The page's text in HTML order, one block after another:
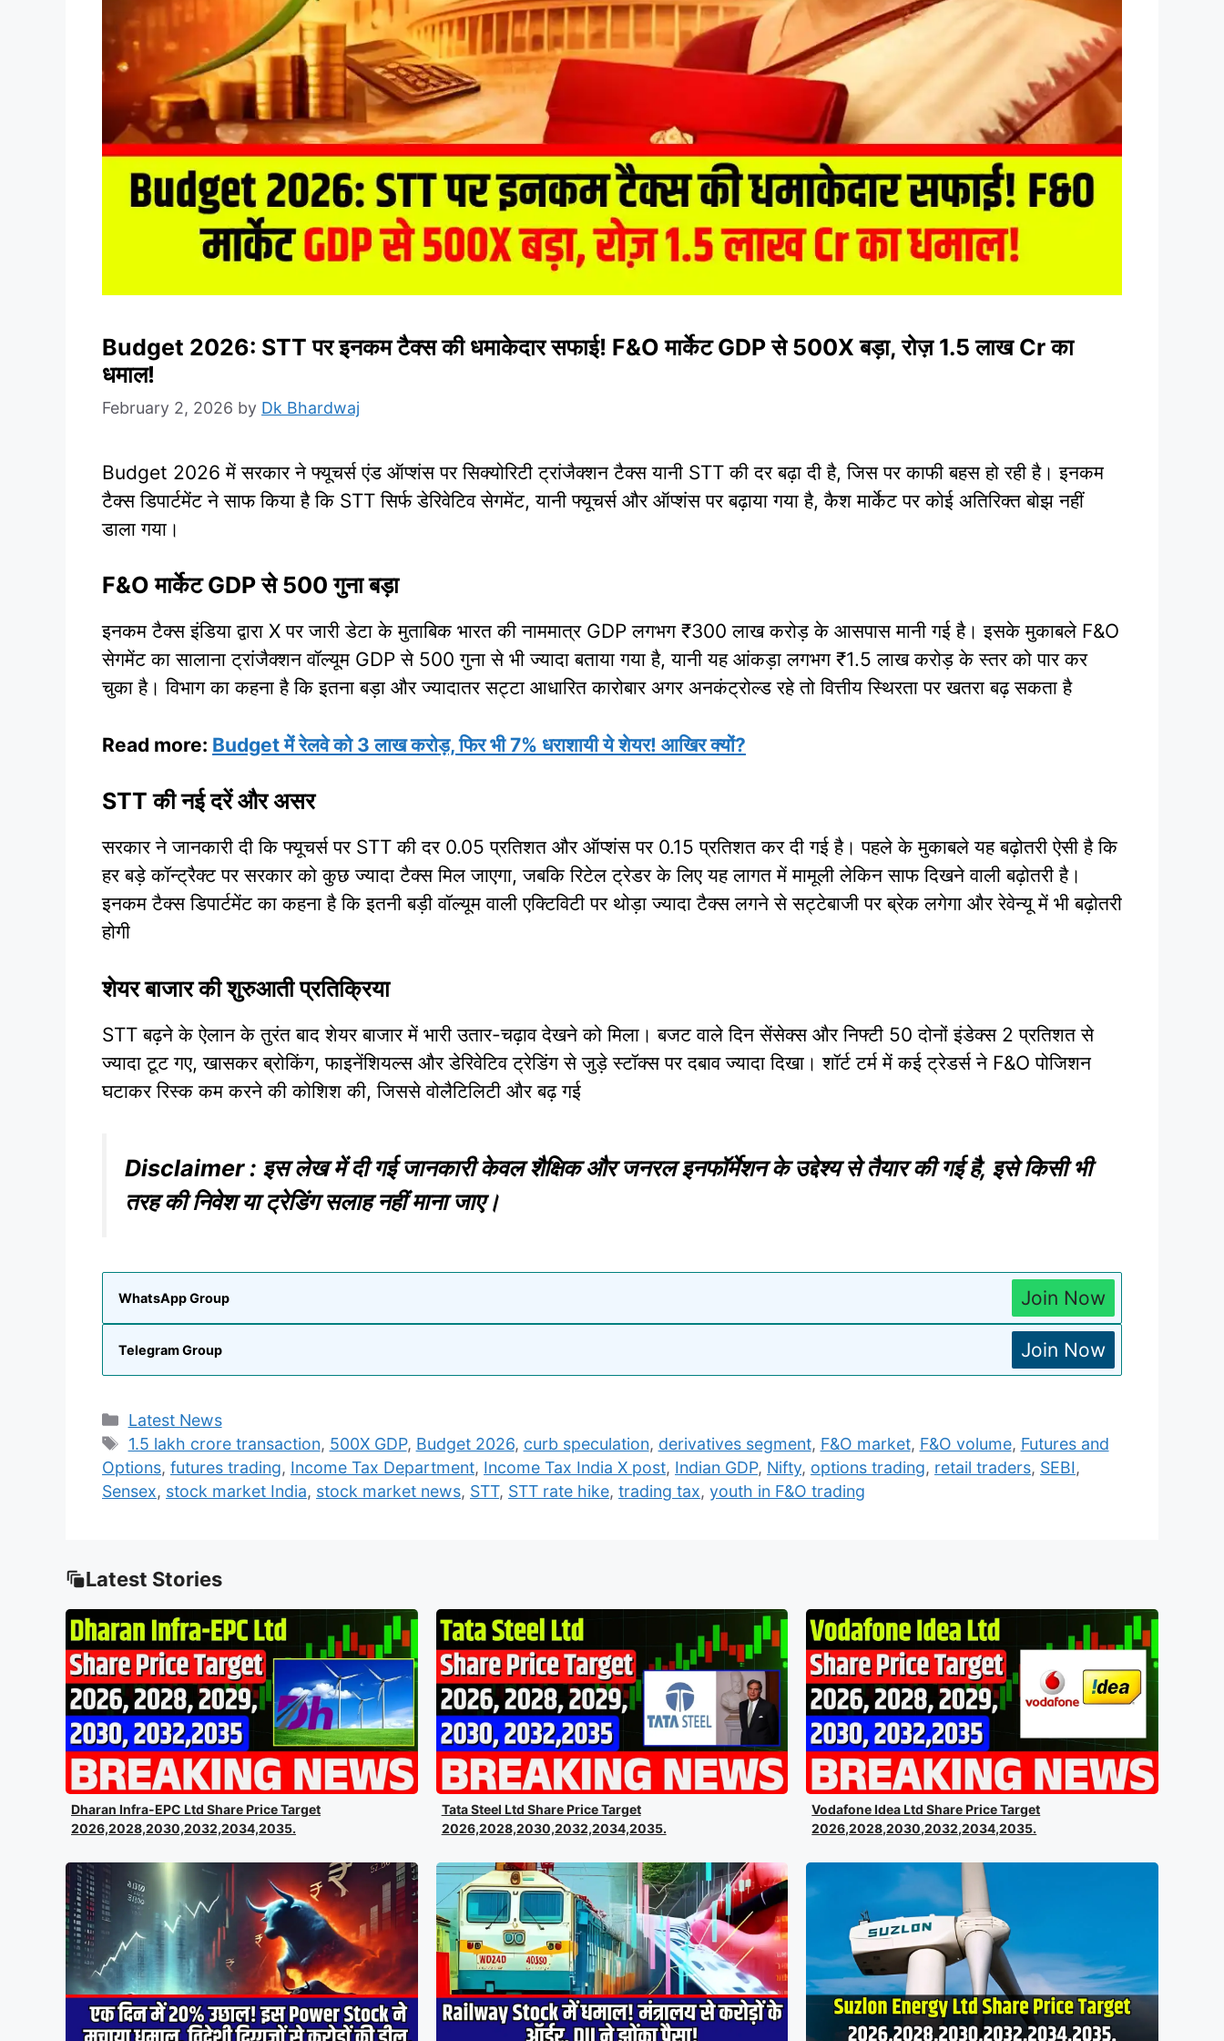
Budget 2026: STT पर इनकम टैक्स की धमाकेदार सफाई! F&O मार्केट GDP से 500X बड़ा, रोज़ 1.5 लाख Cr का
धमाल!
February 2, 2026 by Dk Bhardwaj
Budget 2026 में सरकार ने फ्यूचर्स एंड ऑप्शंस पर सिक्योरिटी ट्रांजैक्शन टैक्स यानी STT की दर बढ़ा दी है, जिस पर काफी बहस हो रही है। इनकम
टैक्स डिपार्टमेंट ने साफ किया है कि STT सिर्फ डेरिवेटिव सेगमेंट, यानी फ्यूचर्स और ऑप्शंस पर बढ़ाया गया है, कैश मार्केट पर कोई अतिरिक्त बोझ नहीं
डाला गया।
F&O मार्केट GDP से 500 गुना बड़ा
इनकम टैक्स इंडिया द्वारा X पर जारी डेटा के मुताबिक भारत की नाममात्र GDP लगभग ₹300 लाख करोड़ के आसपास मानी गई है। इसके मुकाबले F&O
सेगमेंट का सालाना ट्रांजैक्शन वॉल्यूम GDP से 500 गुना से भी ज्यादा बताया गया है, यानी यह आंकड़ा लगभग ₹1.5 लाख करोड़ के स्तर को पार कर
चुका है। विभाग का कहना है कि इतना बड़ा और ज्यादातर सट्टा आधारित कारोबार अगर अनकंट्रोल्ड रहे तो वित्तीय स्थिरता पर खतरा बढ़ सकता है
Read more: Budget में रेलवे को 3 लाख करोड़, फिर भी 7% धराशायी ये शेयर! आखिर क्यों?
STT की नई दरें और असर
सरकार ने जानकारी दी कि फ्यूचर्स पर STT की दर 0.05 प्रतिशत और ऑप्शंस पर 0.15 प्रतिशत कर दी गई है। पहले के मुकाबले यह बढ़ोतरी ऐसी है कि
हर बड़े कॉन्ट्रैक्ट पर सरकार को कुछ ज्यादा टैक्स मिल जाएगा, जबकि रिटेल ट्रेडर के लिए यह लागत में मामूली लेकिन साफ दिखने वाली बढ़ोतरी है।
इनकम टैक्स डिपार्टमेंट का कहना है कि इतनी बड़ी वॉल्यूम वाली एक्टिविटी पर थोड़ा ज्यादा टैक्स लगने से सट्टेबाजी पर ब्रेक लगेगा और रेवेन्यू में भी बढ़ोतरी
होगी
शेयर बाजार की शुरुआती प्रतिक्रिया
STT बढ़ने के ऐलान के तुरंत बाद शेयर बाजार में भारी उतार-चढ़ाव देखने को मिला। बजट वाले दिन सेंसेक्स और निफ्टी 50 दोनों इंडेक्स 2 प्रतिशत से
ज्यादा टूट गए, खासकर ब्रोकिंग, फाइनेंशियल्स और डेरिवेटिव ट्रेडिंग से जुड़े स्टॉक्स पर दबाव ज्यादा दिखा। शॉर्ट टर्म में कई ट्रेडर्स ने F&O पोजिशन
घटाकर रिस्क कम करने की कोशिश की, जिससे वोलैटिलिटी और बढ़ गई
Disclaimer : इस लेख में दी गई जानकारी केवल शैक्षिक और जनरल इनफॉर्मेशन के उद्देश्य से तैयार की गई है, इसे किसी भी
तरह की निवेश या ट्रेडिंग सलाह नहीं माना जाए।
WhatsApp Group Join Now
Telegram Group Join Now
Categories
Latest News
Tags
1.5 lakh crore transaction, 500X GDP, Budget 2026, curb speculation, derivatives segment, F&O market, F&O volume, Futures and
Options, futures trading, Income Tax Department, Income Tax India X post, Indian GDP, Nifty, options trading, retail traders, SEBI,
Sensex, stock market India, stock market news, STT, STT rate hike, trading tax, youth in F&O trading
Latest Stories
Dharan Infra-EPC Ltd Share Price Target
2026,2028,2030,2032,2034,2035.
Tata Steel Ltd Share Price Target
2026,2028,2030,2032,2034,2035.
Vodafone Idea Ltd Share Price Target
2026,2028,2030,2032,2034,2035.